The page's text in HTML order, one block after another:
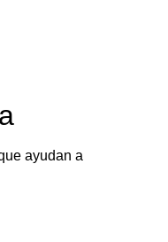
ayudan a